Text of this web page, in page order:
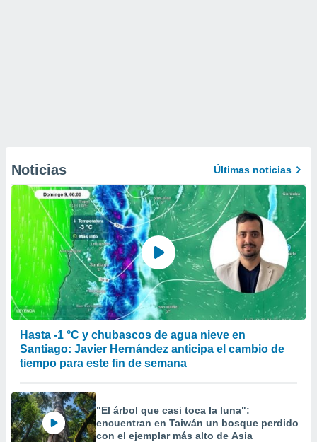
Noticias Últimas noticias
Hasta -1 °C y chubascos de agua nieve en
Santiago: Javier Hernández anticipa el cambio de
tiempo para este fin de semana
"El árbol que casi toca la luna":
encuentran en Taiwán un bosque perdido
con el ejemplar más alto de Asia